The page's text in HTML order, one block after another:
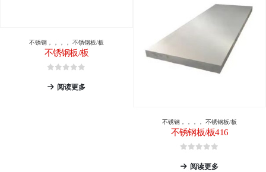
不锈钢 ，，，， 不锈钢板/板
不锈钢板/板
阅读更多
不锈钢 ，，，， 不锈钢板/板
不锈钢板/板416
阅读更多